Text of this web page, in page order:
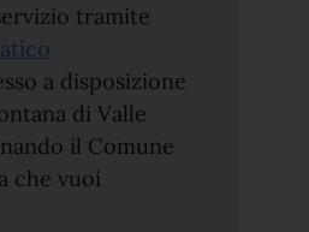
tramite
a disposizione
di Valle
il Comune
che vuoi